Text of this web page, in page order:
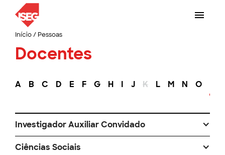
Início/ Pessoas
Docentes
A B C D E F G H I J K L M N O
Investigador Auxiliar Convidado
Ciências Sociais